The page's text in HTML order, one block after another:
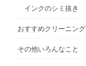
インクのシミ抜き
おすすめクリーニング
その他いろんなこと